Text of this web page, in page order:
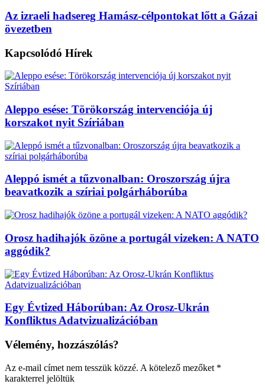
Az izraeli hadsereg Hamász-célpontokat lőtt a Gázai
övezetben
Kapcsolódó Hírek
Aleppo esése: Törökország intervenciója új
korszakot nyit Szíriában
Aleppó ismét a tűzvonalban: Oroszország újra
beavatkozik a szíriai polgárháborúba
Orosz hadihajók özöne a portugál vizeken: A NATO
aggódik?
Egy Évtized Háborúban: Az Orosz-Ukrán
Konfliktus Adatvizualizációban
Vélemény, hozzászólás?
Az e-mail címet nem tesszük közzé. A kötelező mezőket *
karakterrel jelöltük